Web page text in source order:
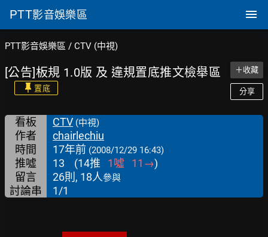
PTT影音娛樂區
PTT影音娛樂區 / CTV (中視)
[公告]板規 1.0版 及 違規置底推文檢舉區
置底
＋收藏
分享
看板 CTV (中視)
作者
chairlechiu
時間
17年前 (2008/12/29 16:43)
推噓 13 (14推 1噓 11 →)
留言
26則, 18人參與
討論串 1/1